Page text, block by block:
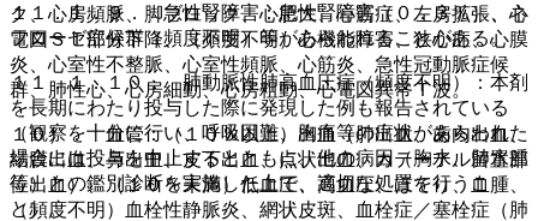
ク、心房頻脈、脚ブロック、心肥大、心筋症、左房拡張、心
電図ＳＴ部分下降、（頻度不明）心機能障害、狭心症、心膜
炎、心室性不整脈、心室性頻脈、心筋炎、急性冠動脈症候
群、肺性心、心房細動、心房粗動、心電図異常Ｔ波。
１０）． 血管：（１０％以上）出血（肺出血、歯肉出血、
結膜出血、鼻出血、皮下出血、点状出血、カテーテル留置部
位出血）、（１０％未満）低血圧、高血圧、ほてり、血腫、
（頻度不明）血栓性静脈炎、網状皮斑、血栓症／塞栓症（肺
１１．１．９． 急性腎障害：急性腎障害（０．３％）、ネ
フローゼ症候群（頻度不明）等があらわれることがある。
１１．１．１０． 肺動脈性肺高血圧症（頻度不明）：本剤
を長期にわたり投与した際に発現した例も報告されている
（観察を十分に行い、呼吸困難、胸痛等の症状があらわれた
場合には投与を中止するとともに、他の病因（胸水、肺水腫
等）との鑑別診断を実施した上で、適切な処置を行うこ
と）。